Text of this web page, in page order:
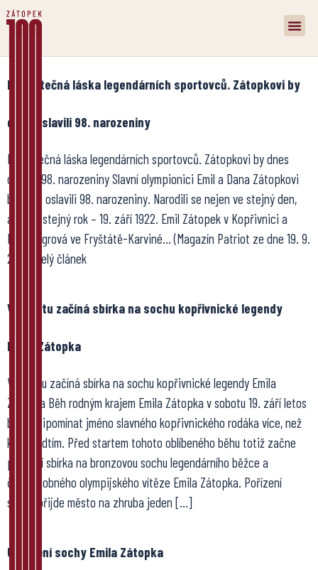
Neskutečná láska legendárních sportovců. Zátopkovi by
dnes oslavili 98. narozeniny
Neskutečná láska legendárních sportovců. Zátopkovi by dnes
oslavili 98. narozeniny Slavní olympionici Emil a Dana Zátopkovi
by dnes oslavili 98. narozeniny. Narodili se nejen ve stejný den,
ale i ve stejný rok – 19. září 1922. Emil Zátopek v Kopřivnici a
Dana Ingrová ve Fryštátě-Karviné… (Magazín Patriot ze dne 19. 9.
2020) Celý článek
V sobotu začíná sbírka na sochu kopřivnické legendy
Emila Zátopka
V sobotu začíná sbírka na sochu kopřivnické legendy Emila
Zátopka Běh rodným krajem Emila Zátopka v sobotu 19. září letos
bude připomínat jméno slavného kopřivnického rodáka více, než
kdy předtím. Před startem tohoto oblíbeného běhu totiž začne
peněžní sbírka na bronzovou sochu legendárního běžce a
čtyřnásobného olympijského vítěze Emila Zátopka. Pořízení
sochy přijde město na zhruba jeden […]
Umístění sochy Emila Zátopka